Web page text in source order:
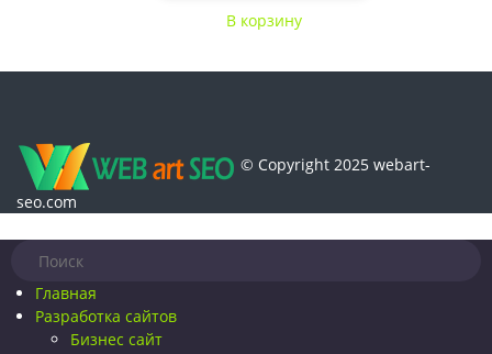
В корзину
© Copyright 2025 webart-
seo.com
Главная
Разработка сайтов
Бизнес сайт